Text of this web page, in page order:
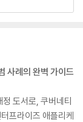
사례의 완벽 가이드
정 도서로, 쿠버네티
프라이즈 애플리케